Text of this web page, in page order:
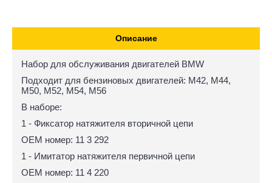
Описание
Набор для обслуживания двигателей BMW
Подходит для бензиновых двигателей: M42, M44,
M50, M52, M54, M56
В наборе:
1 - Фиксатор натяжителя вторичной цепи
OEM номер: 11 3 292
1 - Имитатор натяжителя первичной цепи
OEM номер: 11 4 220